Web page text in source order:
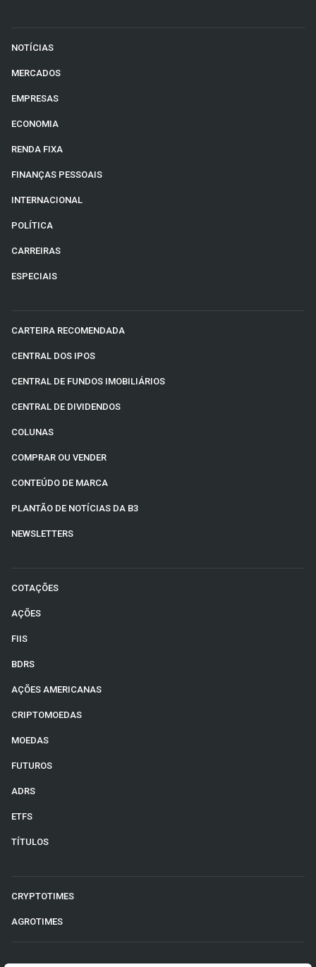
NOTÍCIAS
MERCADOS
EMPRESAS
ECONOMIA
RENDA FIXA
FINANÇAS PESSOAIS
INTERNACIONAL
POLÍTICA
CARREIRAS
ESPECIAIS
CARTEIRA RECOMENDADA
CENTRAL DOS IPOS
CENTRAL DE FUNDOS IMOBILIÁRIOS
CENTRAL DE DIVIDENDOS
COLUNAS
COMPRAR OU VENDER
CONTEÚDO DE MARCA
PLANTÃO DE NOTÍCIAS DA B3
NEWSLETTERS
COTAÇÕES
AÇÕES
FIIS
BDRS
AÇÕES AMERICANAS
CRIPTOMOEDAS
MOEDAS
FUTUROS
ADRS
ETFS
TÍTULOS
CRYPTOTIMES
AGROTIMES